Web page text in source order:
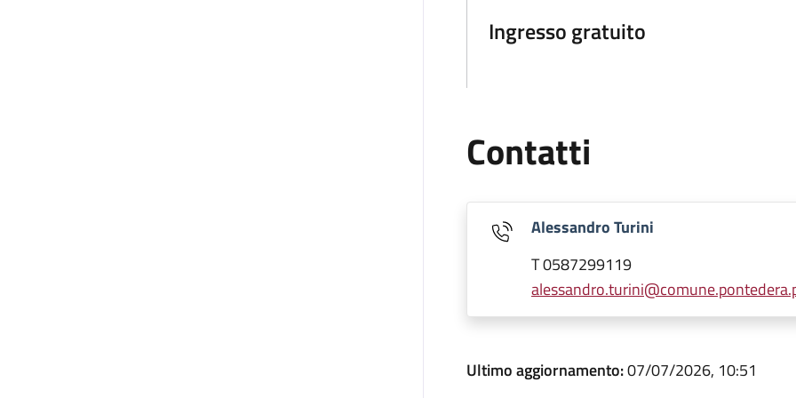
Ingresso gratuito
Contatti
Alessandro Turini
T 0587299119
Ultimo aggiornamento:07/07/2026, 10:51